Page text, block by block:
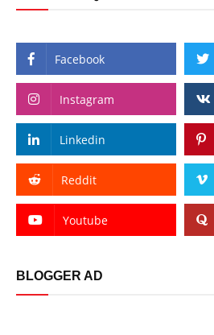
Facebook
Instagram
Linkedin
Reddit
Youtube
BLOGGER AD